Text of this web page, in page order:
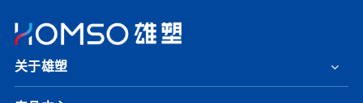
关于雄塑